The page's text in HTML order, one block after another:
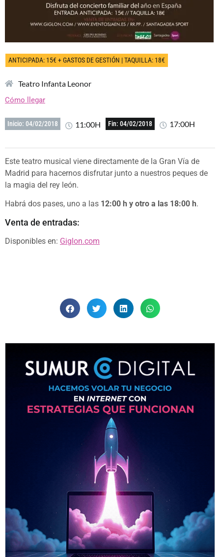
ANTICIPADA: 15€ + GASTOS DE GESTIÓN | TAQUILLA: 18€
Teatro Infanta Leonor
Cómo llegar
Inicio: 04/02/2018 11:00H Fin: 04/02/2018 17:00H
Este teatro musical viene directamente de la Gran Vía de
Madrid para hacernos disfrutar junto a nuestros peques de
la magia del rey león.
Habrá dos pases, uno a las 12:00 h y otro a las 18:00 h.
Venta de entradas:
Disponibles en: Giglon.com